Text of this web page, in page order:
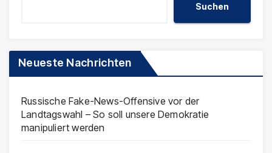
Suchen
Neueste Nachrichten
Russische Fake-News-Offensive vor der
Landtagswahl – So soll unsere Demokratie
manipuliert werden